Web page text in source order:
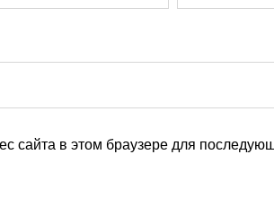
сайта в этом браузере для